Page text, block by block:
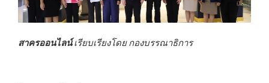
สาครออนไลน์เรียบเรียงโดย กองบรรณาธิการ